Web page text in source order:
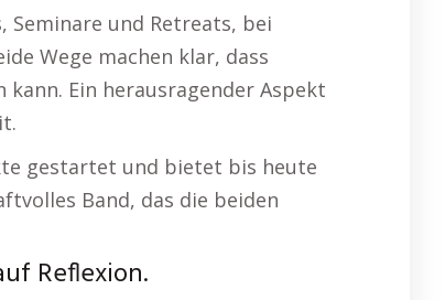
Seminare und Retreats, bei
Wege machen klar, dass
Ein herausragender Aspekt
gestartet und bietet bis heute
Band, das die beiden
Reflexion.